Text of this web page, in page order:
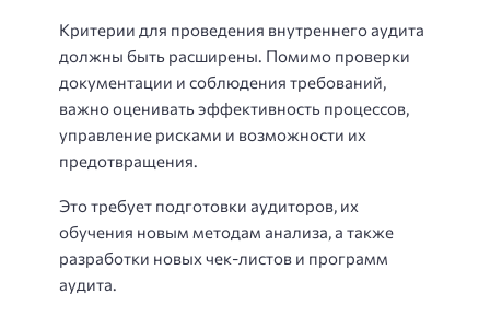
Критерии для проведения внутреннего аудита
должны быть расширены. Помимо проверки
документации и соблюдения требований,
важно оценивать эффективность процессов,
управление рисками и возможности их
предотвращения.
Это требует подготовки аудиторов, их
обучения новым методам анализа, а также
разработки новых чек-листов и программ
аудита.